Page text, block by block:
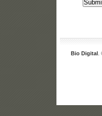
Bio Digital.